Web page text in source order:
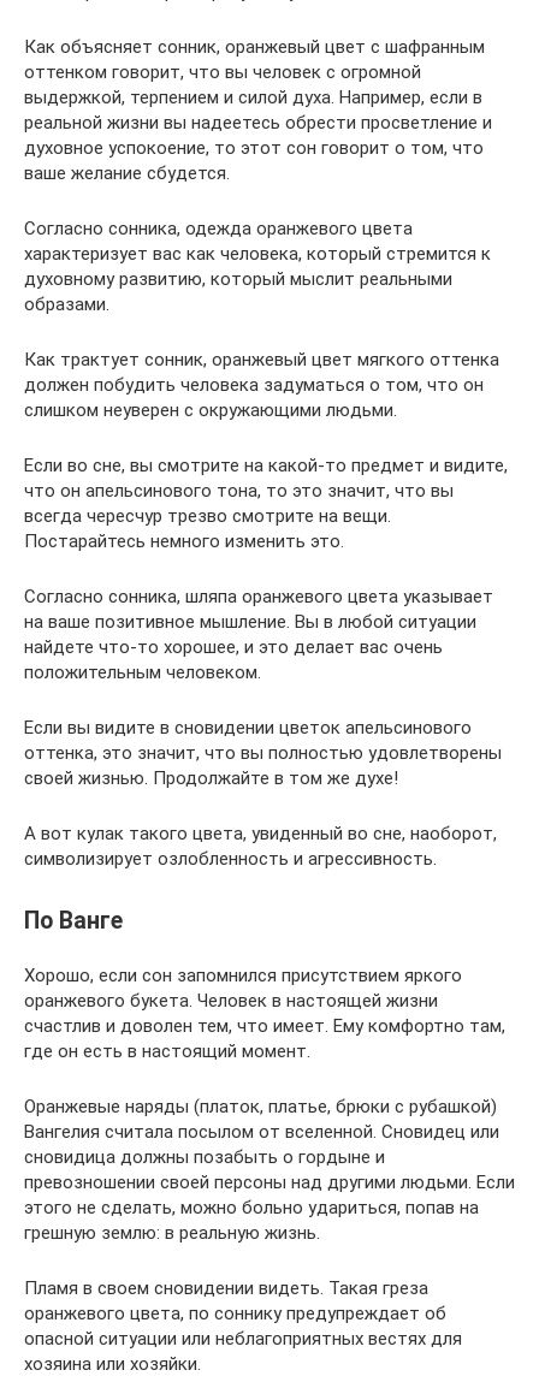
Как объясняет сонник, оранжевый цвет с шафранным
оттенком говорит, что вы человек с огромной
выдержкой, терпением и силой духа. Например, если в
реальной жизни вы надеетесь обрести просветление и
духовное успокоение, то этот сон говорит о том, что
ваше желание сбудется.
Согласно сонника, одежда оранжевого цвета
характеризует вас как человека, который стремится к
духовному развитию, который мыслит реальными
образами.
Как трактует сонник, оранжевый цвет мягкого оттенка
должен побудить человека задуматься о том, что он
слишком неуверен с окружающими людьми.
Если во сне, вы смотрите на какой-то предмет и видите,
что он апельсинового тона, то это значит, что вы
всегда чересчур трезво смотрите на вещи.
Постарайтесь немного изменить это.
Согласно сонника, шляпа оранжевого цвета указывает
на ваше позитивное мышление. Вы в любой ситуации
найдете что-то хорошее, и это делает вас очень
положительным человеком.
Если вы видите в сновидении цветок апельсинового
оттенка, это значит, что вы полностью удовлетворены
своей жизнью. Продолжайте в том же духе!
А вот кулак такого цвета, увиденный во сне, наоборот,
символизирует озлобленность и агрессивность.
По Ванге
Хорошо, если сон запомнился присутствием яркого
оранжевого букета. Человек в настоящей жизни
счастлив и доволен тем, что имеет. Ему комфортно там,
где он есть в настоящий момент.
Оранжевые наряды (платок, платье, брюки с рубашкой)
Вангелия считала посылом от вселенной. Сновидец или
сновидица должны позабыть о гордыне и
превозношении своей персоны над другими людьми. Если
этого не сделать, можно больно удариться, попав на
грешную землю: в реальную жизнь.
Пламя в своем сновидении видеть. Такая греза
оранжевого цвета, по соннику предупреждает об
опасной ситуации или неблагоприятных вестях для
хозяина или хозяйки.